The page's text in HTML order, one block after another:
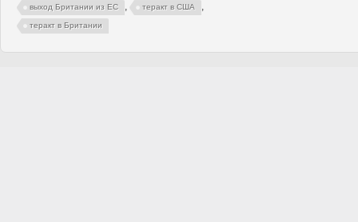
выход Британии из ЕС , теракт в США ,
теракт в Британии